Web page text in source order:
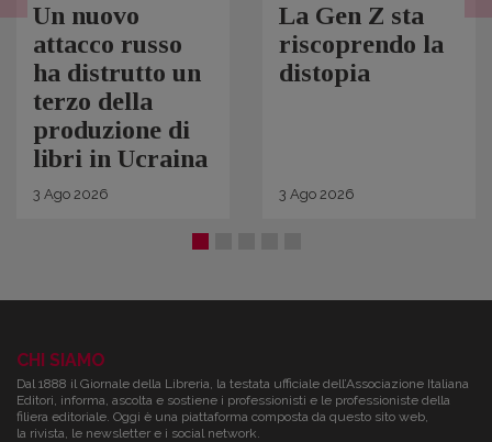
Un nuovo
attacco russo
ha distrutto un
terzo della
produzione di
libri in Ucraina
3 Ago 2026
La Gen Z sta
riscoprendo la
distopia
3 Ago 2026
CHI SIAMO
Dal 1888 il Giornale della Libreria, la testata ufficiale dell’Associazione Italiana
Editori, informa, ascolta e sostiene i professionisti e le professioniste della
filiera editoriale. Oggi è una piattaforma composta da questo sito web,
la rivista, le newsletter e i social network.